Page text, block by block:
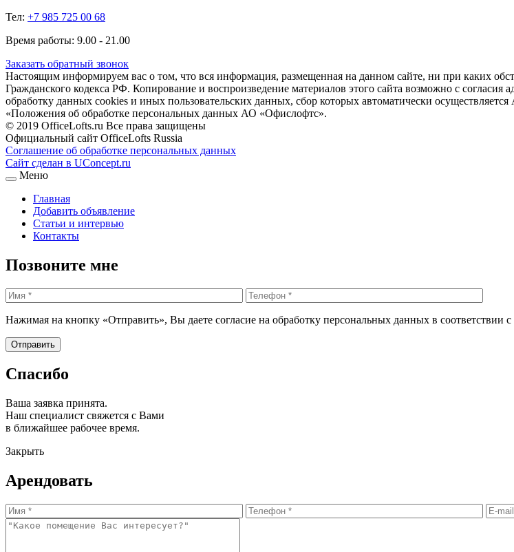
Тел: +7 985 725 00 68
Время работы: 9.00 - 21.00
Заказать обратный звонок
Настоящим информируем вас о том, что вся информация, размещенная на данном сайте, ни при каких
Гражданского кодекса РФ. Копирование и воспроизведение материалов этого сайта возможно с
обработку данных cookies и иных пользовательских данных, сбор которых автоматически
«Положения об обработке персональных данных АО «Офислофтс».
© 2019 OfficeLofts.ru Все права защищены
Официальный сайт OfficeLofts Russia
Соглашение об обработке персональных данных
Сайт сделан в UConcept.ru
Меню
Главная
Добавить объявление
Статьи и интервью
Контакты
Позвоните мне
Нажимая на кнопку «Отправить», Вы даете согласие на обработку персональных данных в соответствии с
Спасибо
Ваша заявка принята.
Наш специалист свяжется с Вами
в ближайшее рабочее время.
Закрыть
Арендовать